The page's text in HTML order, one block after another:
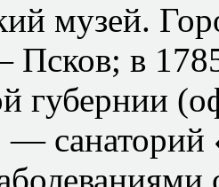
музей.
в
губернии
— санаторий